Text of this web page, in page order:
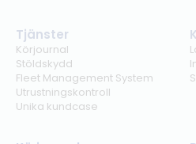
Tjänster
Körjournal
Stöldskydd
Fleet Management System
Utrustningskontroll
Unika kundcase